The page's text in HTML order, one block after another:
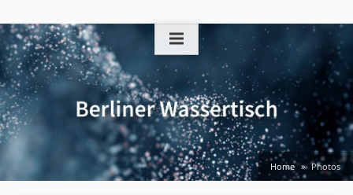
to
content
Home Photos